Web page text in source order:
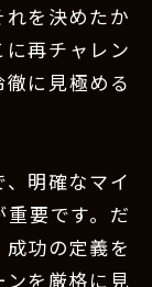
を決めたか
再チャレン
に見極める
明確なマイ
要です。だ
功の定義を
を厳格に見